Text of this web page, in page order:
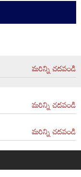
మరిన్ని చదవండి
మరిన్ని చదవండి
మరిన్ని చదవండి